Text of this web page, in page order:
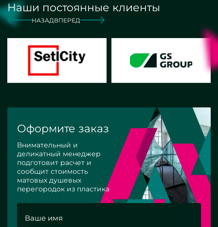
Наши постоянные клиенты
НАЗАД ВПЕРЕД
Оформите заказ
Внимательный и
деликатный менеджер
подготовит расчет и
сообщит стоимость
матовых душевых
перегородок из пластика